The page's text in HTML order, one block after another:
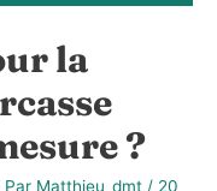
la
?
Par Matthieu_dmt / 20